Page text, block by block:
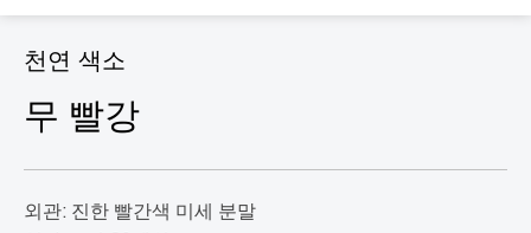
천연 색소
무 빨강
외관: 진한 빨간색 미세 분말